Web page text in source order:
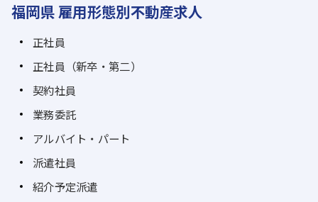
福岡県 雇用形態別不動産求人
正社員
正社員（新卒・第二）
契約社員
業務委託
アルバイト・パート
派遣社員
紹介予定派遣